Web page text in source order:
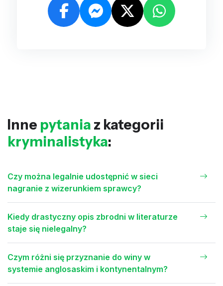
Inne pytania z kategorii
kryminalistyka:
Czy można legalnie udostępnić w sieci
nagranie z wizerunkiem sprawcy?
Kiedy drastyczny opis zbrodni w literaturze
staje się nielegalny?
Czym różni się przyznanie do winy w
systemie anglosaskim i kontynentalnym?